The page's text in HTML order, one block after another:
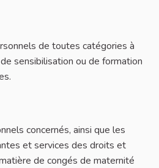
de toutes catégories à
sensibilisation ou de formation
concernés, ainsi que les
et services des droits et
de congés de maternité